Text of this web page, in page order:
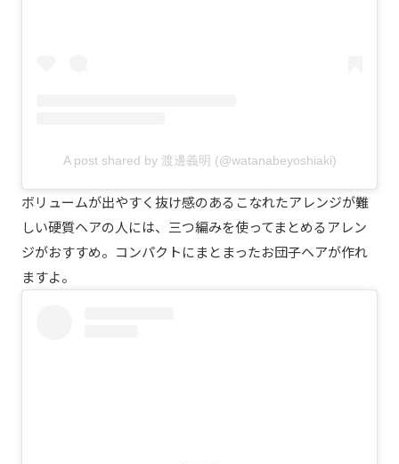
A post shared by 渡邊義明 (@watanabeyoshiaki)
ボリュームが出やすく抜け感のあるこなれたアレンジが難
しい硬質ヘアの人には、三つ編みを使ってまとめるアレン
ジがおすすめ。コンパクトにまとまったお団子ヘアが作れ
ますよ。